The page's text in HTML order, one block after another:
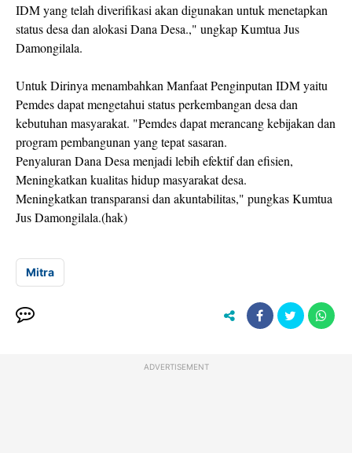
IDM yang telah diverifikasi akan digunakan untuk menetapkan
status desa dan alokasi Dana Desa.," ungkap Kumtua Jus
Damongilala.
Untuk Dirinya menambahkan Manfaat Penginputan IDM yaitu
Pemdes dapat mengetahui status perkembangan desa dan
kebutuhan masyarakat. "Pemdes dapat merancang kebijakan dan
program pembangunan yang tepat sasaran.
Penyaluran Dana Desa menjadi lebih efektif dan efisien,
Meningkatkan kualitas hidup masyarakat desa.
Meningkatkan transparansi dan akuntabilitas," pungkas Kumtua
Jus Damongilala.(hak)
Mitra
ADVERTISEMENT